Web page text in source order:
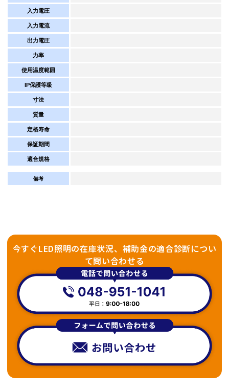
入力電圧
入力電流
出力電圧
力率
使用温度範囲
IP保護等級
寸法
質量
定格寿命
保証期間
適合規格
備考
今すぐLED照明の在庫状況、補助金の適合診断につい
て問い合わせる